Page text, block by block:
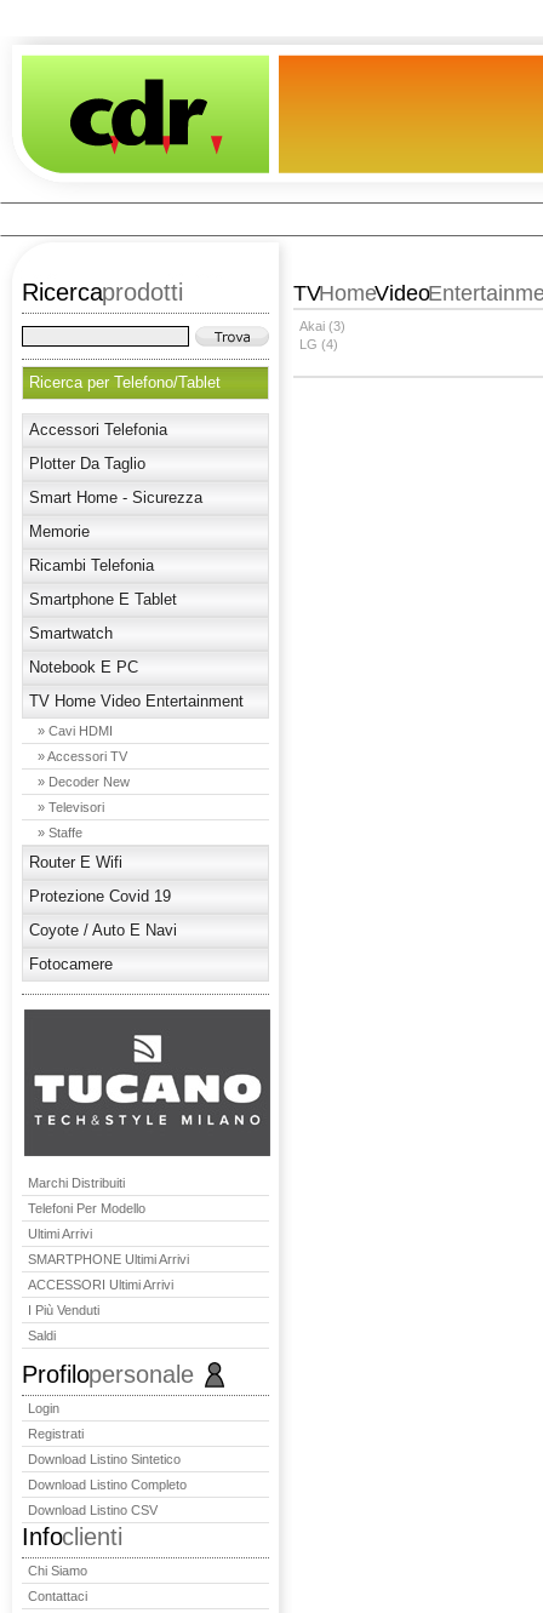
Ricercaprodotti
Ricerca per Telefono/Tablet
Accessori Telefonia
Plotter Da Taglio
Smart Home - Sicurezza
Memorie
Ricambi Telefonia
Smartphone E Tablet
Smartwatch
Notebook E PC
TV Home Video Entertainment
» Cavi HDMI
» Accessori TV
» Decoder New
» Televisori
» Staffe
Router E Wifi
Protezione Covid 19
Coyote / Auto E Navi
Fotocamere
Marchi Distribuiti
Telefoni Per Modello
Ultimi Arrivi
SMARTPHONE Ultimi Arrivi
ACCESSORI Ultimi Arrivi
I Più Venduti
Saldi
Profilopersonale
Login
Registrati
Download Listino Sintetico
Download Listino Completo
Download Listino CSV
Infoclienti
Chi Siamo
Contattaci
TVHomeVideo
Akai (3)
LG (4)